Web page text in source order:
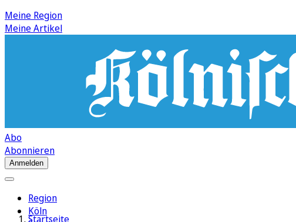
Meine Region
Meine Artikel
Abo
Abonnieren
Anmelden
Region
Köln
Startseite